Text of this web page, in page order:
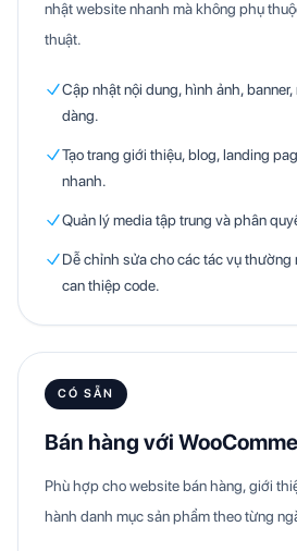
nhật website nhanh mà không phụ
thuật.
Cập nhật nội dung, hình ảnh,
dàng.
Tạo trang giới thiệu, blog, landing
nhanh.
Quản lý media tập trung và phân
Dễ chỉnh sửa cho các tác vụ thường
can thiệp code.
CÓ SẴN
Bán hàng với
Phù hợp cho website bán hàng, giới
hành danh mục sản phẩm theo từng